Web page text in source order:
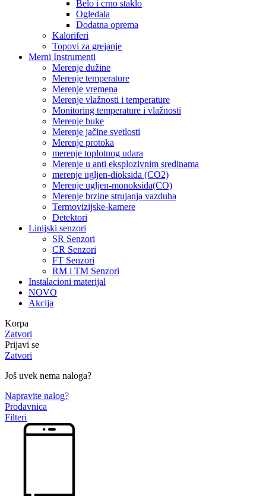
Belo i crno staklo
Ogledala
Dodatna oprema
Kaloriferi
Topovi za grejanje
Merni Instrumenti
Merenje dužine
Merenje temperature
Merenje vremena
Merenje vlažnosti i temperature
Monitoring temperature i vlažnosti
Merenje buke
Merenje jačine svetlosti
Merenje protoka
merenje toplotnog udara
Merenje u anti eksplozivnim sredinama
merenje ugljen-dioksida (CO2)
Merenje ugljen-monoksida(CO)
Merenje brzine strujanja vazduha
Termovizijske-kamere
Detektori
Linijski senzori
SR Senzori
CR Senzori
FT Senzori
RM i TM Senzori
Instalacioni materijal
NOVO
Akcija
Korpa
Zatvori
Prijavi se
Zatvori
Još uvek nema naloga?
Napravite nalog?
Prodavnica
Filteri